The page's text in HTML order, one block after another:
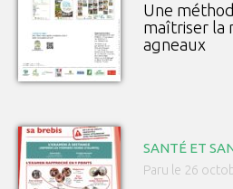
Une
maîtriser la
agneaux
SANTÉ ET
Paru le 26